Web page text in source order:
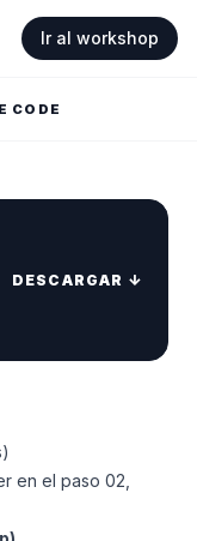
Ir al workshop
CODE
DESCARGAR ↓
en el paso 02,